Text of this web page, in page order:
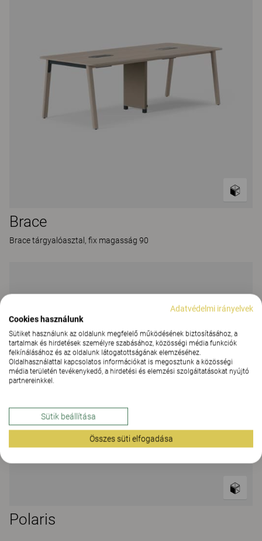
Brace
Brace tárgyalóasztal, fix magasság 90
Polaris
Adatvédelmi irányelvek
Cookies használunk
Sütiket használunk az oldalunk megfelelő működésének biztosításához, a
tartalmak és hirdetések személyre szabásához, közösségi média funkciók
felkínálásához és az oldalunk látogatottságának elemzéséhez.
Oldalhasználattal kapcsolatos információkat is megosztunk a közösségi
média területén tevékenykedő, a hirdetési és elemzési szolgáltatásokat nyújtó
partnereinkkel.
Sütik beállítása
Összes süti elfogadása